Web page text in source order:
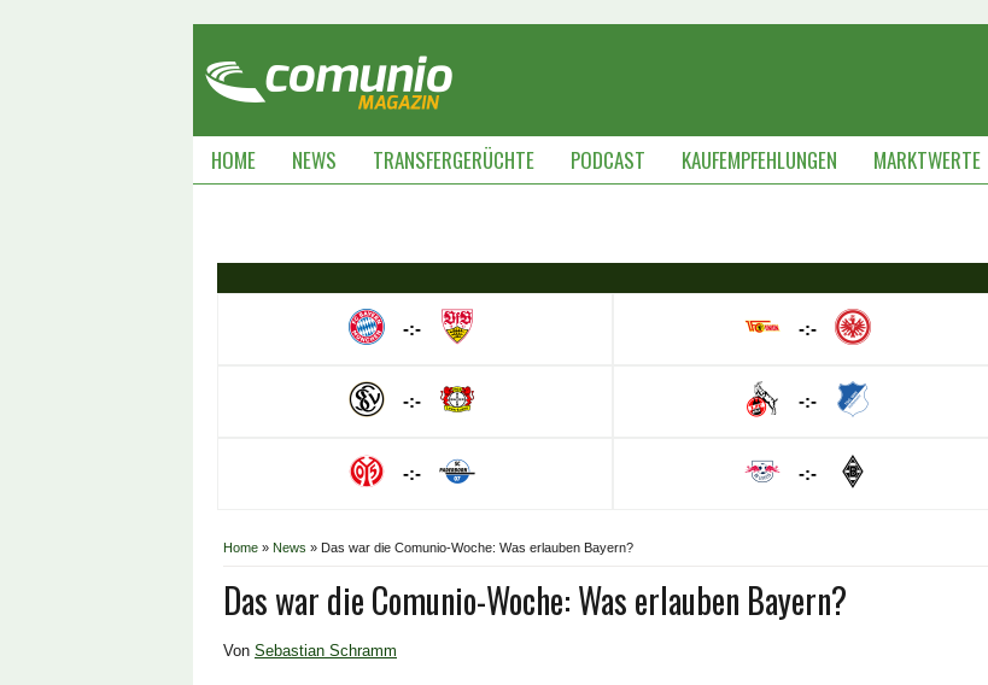
HOME NEWS TRANSFERGERÜCHTE PODCAST KAUFEMPFEHLUNGEN MARKTWERTE
-:-
-:-
-:-
-:-
-:-
-:-
Home » News » Das war die Comunio-Woche: Was erlauben Bayern?
Das war die Comunio-Woche: Was erlauben Bayern?
Von Sebastian Schramm